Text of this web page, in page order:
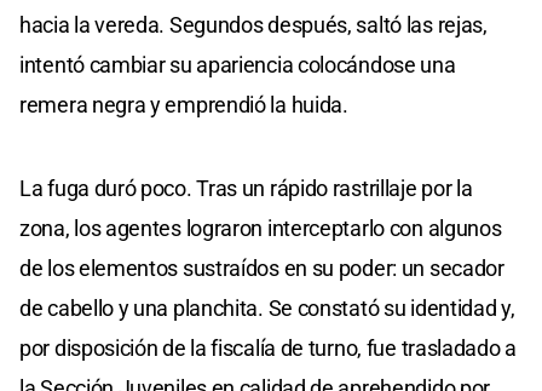
hacia la vereda. Segundos después, saltó las rejas,
intentó cambiar su apariencia colocándose una
remera negra y emprendió la huida.
La fuga duró poco. Tras un rápido rastrillaje por la
zona, los agentes lograron interceptarlo con algunos
de los elementos sustraídos en su poder: un secador
de cabello y una planchita. Se constató su identidad y,
por disposición de la fiscalía de turno, fue trasladado a